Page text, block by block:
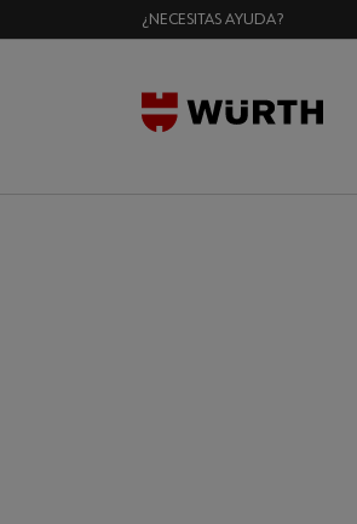
¿NECESITAS AYUDA?